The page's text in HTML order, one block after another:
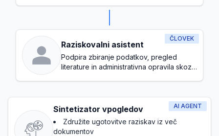
ČLOVEK
Raziskovalni asistent
Podpira zbiranje podatkov, pregled
literature in administrativna opravila skozi
AI AGENT
Sintetizator vpogledov
Združite ugotovitve raziskav iz več
dokumentov